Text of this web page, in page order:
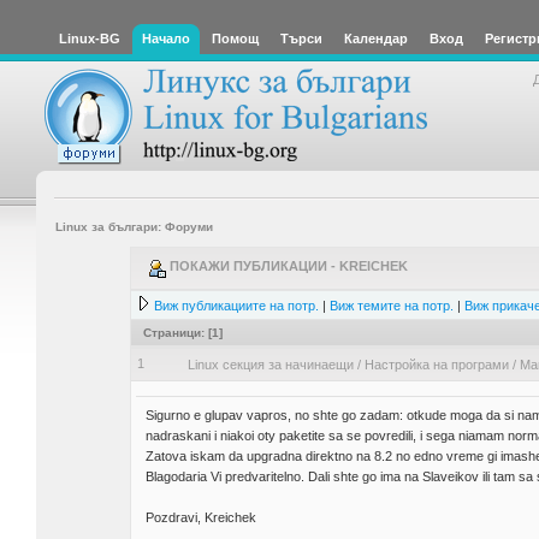
Linux-BG Начало Помощ Търси Календар Вход
Linux за българи: Форуми
ПОКАЖИ ПУБЛИКАЦИИ - KREICHEK
Виж публикациите на потр. | Виж темите на потр. | Виж
Страници: [1]
1 Linux секция за начинаещи/ Настройка на програми/
Sigurno e glupav vapros, no shte go zadam: otkude moga da si
nadraskani i niakoi oty paketite sa se povredili, i sega niamam
Zatova iskam da upgradna direktno na 8.2 no edno vreme gi
Blagodaria Vi predvaritelno. Dali shte go ima na Slaveikov ili tam
Pozdravi, Kreichek